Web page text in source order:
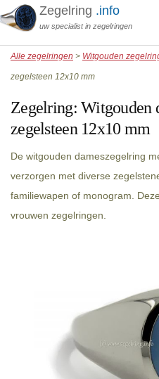
Zegelring .info
uw specialist in zegelringen
Alle zegelringen > Witgouden
zegelsteen 12x10 mm
Zegelring:Witgouden
zegelsteen 12x10 mm
De witgouden dameszegelring
verzorgen met diverse
familiewapen of monogram.
vrouwen zegelringen.